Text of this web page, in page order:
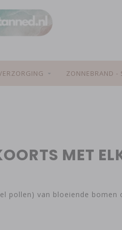
ZONNEBRAND -
MET
pollen) van bloeiende bomen